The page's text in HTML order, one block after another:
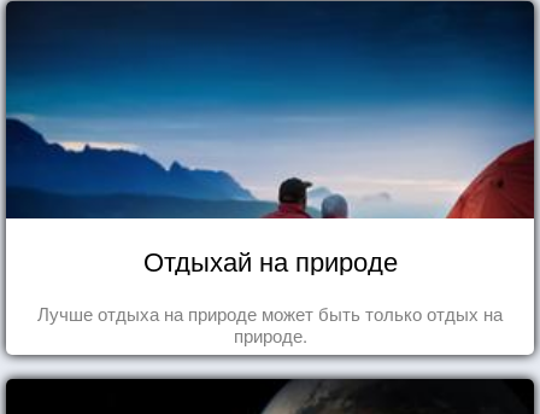
Отдыхай на природе
Лучше отдыха на природе может быть только отдых на
природе.